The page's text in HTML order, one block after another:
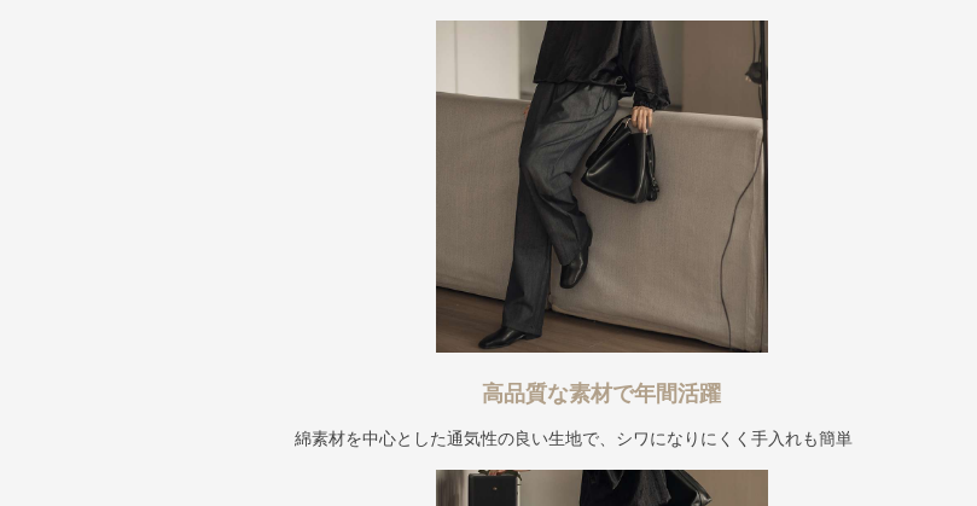
高品質な素材で年間活躍
綿素材を中心とした通気性の良い生地で、シワになりにくく手入れも簡単